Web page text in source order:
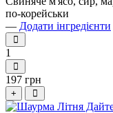
по-корейськи
— Додати інгредієнти
1
197 грн
+